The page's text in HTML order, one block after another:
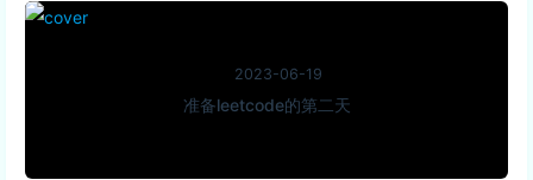
2023-06-19
准备leetcode的第二天